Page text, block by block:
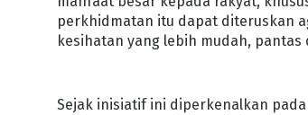
perkhidmatan itu dapat diteruskan
kesihatan yang lebih mudah, pantas
Sejak inisiatif ini diperkenalkan pada